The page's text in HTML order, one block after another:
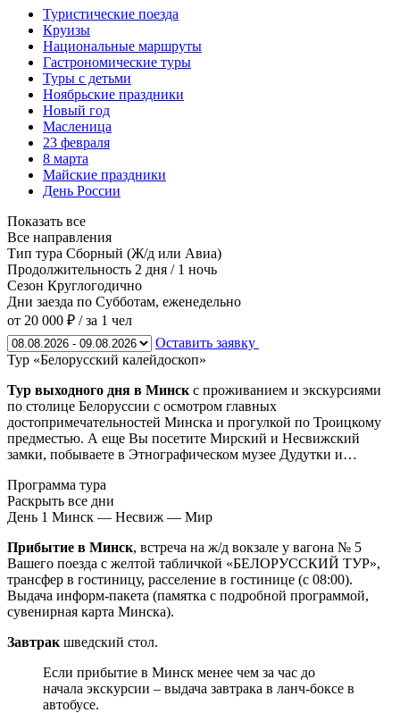
Туристические поезда
Круизы
Национальные маршруты
Гастрономические туры
Туры с детьми
Ноябрьские праздники
Новый год
Масленица
23 февраля
8 марта
Майские праздники
День России
Показать все
Все направления
Тип тура Сборный (Ж/д или Авиа)
Продолжительность 2 дня / 1 ночь
Сезон Круглогодично
Дни заезда по Субботам, еженедельно
от 20 000 ₽ / за 1 чел
Оставить заявку
Тур «Белорусский калейдоскоп»
Тур выходного дня в Минск с проживанием и экскурсиями
по столице Белоруссии с осмотром главных
достопримечательностей Минска и прогулкой по Троицкому
предместью. А еще Вы посетите Мирский и Несвижский
замки, побываете в Этнографическом музее Дудутки и…
Программа тура
Раскрыть все дни
День 1 Минск — Несвиж — Мир
Прибытие в Минск, встреча на ж/д вокзале у вагона № 5
Вашего поезда с желтой табличкой «БЕЛОРУССКИЙ ТУР»,
трансфер в гостиницу, расселение в гостинице (с 08:00).
Выдача информ-пакета (памятка с подробной программой,
сувенирная карта Минска).
Завтрак шведский стол.
Если прибытие в Минск менее чем за час до
начала экскурсии – выдача завтрака в ланч-боксе в
автобусе.